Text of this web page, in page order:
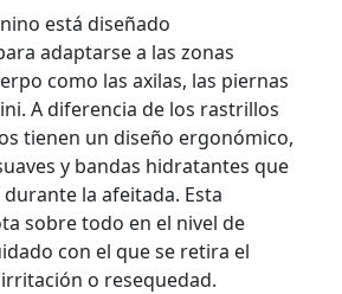
está diseñado
adaptarse a las zonas
como las axilas, las piernas
A diferencia de los rastrillos
tienen un diseño ergonómico,
y bandas hidratantes que
la afeitada. Esta
sobre todo en el nivel de
con el que se retira el
o resequedad.